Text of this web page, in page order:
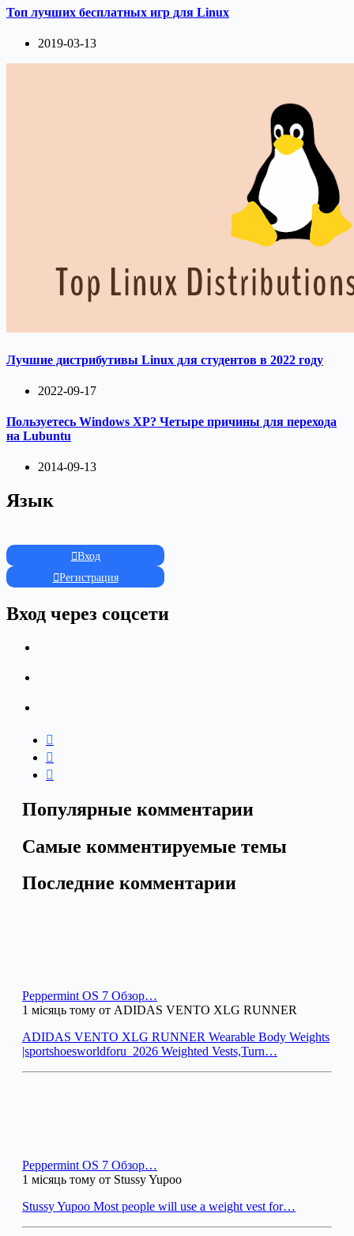
Топ лучших бесплатных игр для Linux
2019-03-13
Лучшие дистрибутивы Linux для студентов в 2022 году
2022-09-17
Пользуетесь Windows XP? Четыре причины для перехода
на Lubuntu
2014-09-13
Язык
Вход
Регистрация
Вход через соцсети
Популярные комментарии
Самые комментируемые темы
Последние комментарии
Peppermint OS 7 Обзор…
1 місяць тому от ADIDAS VENTO XLG RUNNER
ADIDAS VENTO XLG RUNNER Wearable Body Weights
|sportshoesworldforu_2026 Weighted Vests,Turn…
Peppermint OS 7 Обзор…
1 місяць тому от Stussy Yupoo
Stussy Yupoo Most people will use a weight vest for…